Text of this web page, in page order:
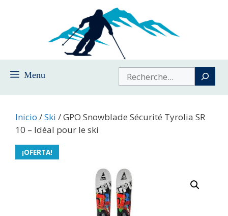
Menu Buscar
Inicio /Ski / GPO Snowblade Sécurité Tyrolia SR
10 – Idéal pour le ski
¡OFERTA!